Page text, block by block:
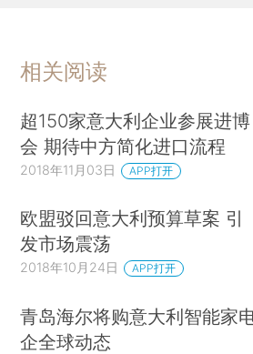
相关阅读
超150家意大利企业参展进博
会 期待中方简化进口流程
2018年11月03日 APP打开
欧盟驳回意大利预算草案 引
发市场震荡
2018年10月24日 APP打开
青岛海尔将购意大利智能家
企全球动态